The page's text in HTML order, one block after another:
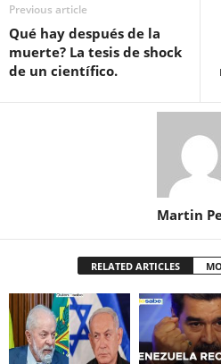
Previous article
Qué hay después de la
muerte? La tesis de shock
de un científico.
Martin
RELATED ARTICLES